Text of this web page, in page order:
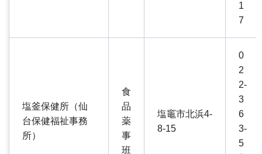
1
7
塩釜保健所（仙
台保健福祉事務
所）
食
品
薬
事
班
塩竈市北浜4-
8-15
0
2
2-
3
6
3-
5